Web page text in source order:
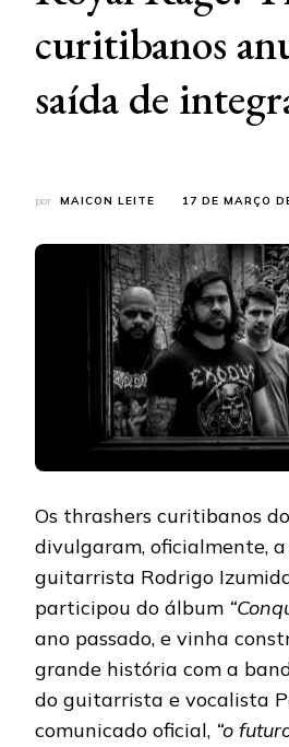
curitibanos
saída de
por MAICON LEITE 17 DE MARÇO
Os thrashers curitibanos do
divulgaram, oficialmente,
guitarrista Rodrigo
participou do álbum
ano passado, e vinha
grande história com a
do guitarrista e vocalista
comunicado oficial, “o